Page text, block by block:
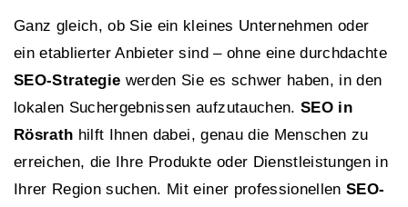
Ganz gleich, ob Sie ein kleines Unternehmen oder
ein etablierter Anbieter sind – ohne eine durchdachte
SEO-Strategie werden Sie es schwer haben, in den
lokalen Suchergebnissen aufzutauchen. SEO in
Rösrath hilft Ihnen dabei, genau die Menschen zu
erreichen, die Ihre Produkte oder Dienstleistungen in
Ihrer Region suchen. Mit einer professionellen SEO-